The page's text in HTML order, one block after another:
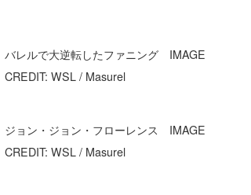
バレルで大逆転したファニング IMAGE
CREDIT: WSL / Masurel
ジョン・ジョン・フローレンス IMAGE
CREDIT: WSL / Masurel